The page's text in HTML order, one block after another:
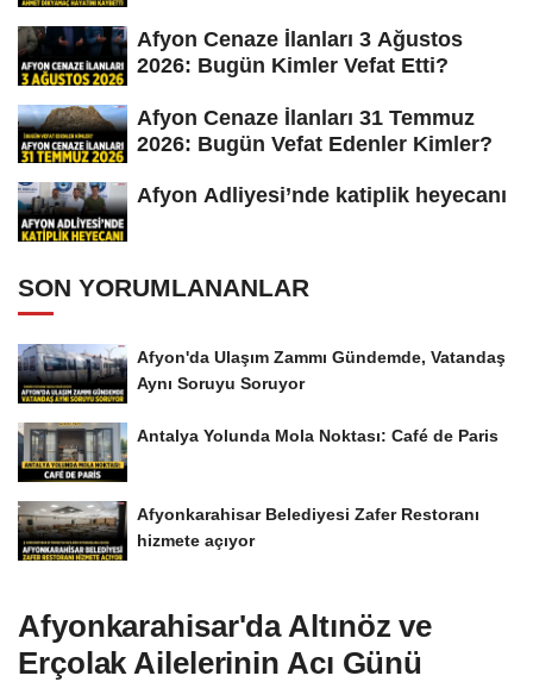
Afyon Cenaze İlanları 3 Ağustos
2026: Bugün Kimler Vefat Etti?
Afyon Cenaze İlanları 31 Temmuz
2026: Bugün Vefat Edenler Kimler?
Afyon Adliyesi’nde katiplik heyecanı
SON YORUMLANANLAR
Afyon'da Ulaşım Zammı Gündemde, Vatandaş
Aynı Soruyu Soruyor
Antalya Yolunda Mola Noktası: Café de Paris
Afyonkarahisar Belediyesi Zafer Restoranı
hizmete açıyor
Afyonkarahisar'da Altınöz ve
Erçolak Ailelerinin Acı Günü